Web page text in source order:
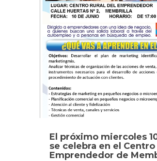
El próximo miercoles
se celebra en el Centro
Emprendedor de